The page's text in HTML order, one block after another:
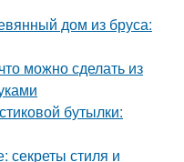
дом из бруса:
можно сделать из
бутылки:
секреты стиля и